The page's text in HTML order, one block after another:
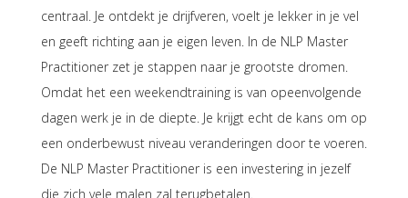
centraal. Je ontdekt je drijfveren, voelt je lekker in je vel
en geeft richting aan je eigen leven. In de NLP Master
Practitioner zet je stappen naar je grootste dromen.
Omdat het een weekendtraining is van opeenvolgende
dagen werk je in de diepte. Je krijgt echt de kans om op
een onderbewust niveau veranderingen door te voeren.
De NLP Master Practitioner is een investering in jezelf
die zich vele malen zal terugbetalen.